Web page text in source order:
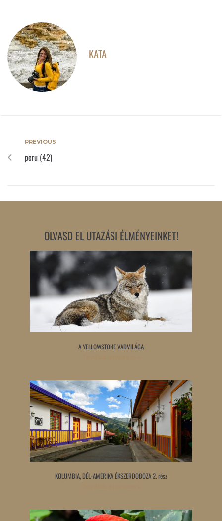
KATA
PREVIOUS
peru (42)
OLVASD EL UTAZÁSI ÉLMÉNYEINKET!
A YELLOWSTONE VADVILÁGA
KOLUMBIA, DÉL-AMERIKA ÉKSZERDOBOZA 2. rész